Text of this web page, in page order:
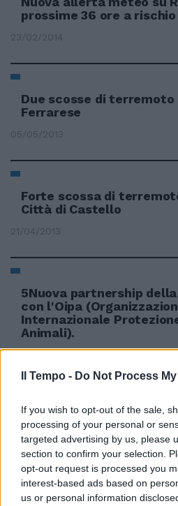
Il Tempo - Do Not Process
If you wish to opt-out of the sale,
processing of your personal or
targeted advertising by us, please
section to confirm your selection.
opt-out request is processed you
interest-based ads based on
us or personal information
prossime 36 ore a rischio
23/02/2014
Due scosse di terremoto
Ferrarese
05/05/2013
Forte scossa di
Città di Castello
21/04/2013
5Nuova partnership
con l'Oipa
Internazionale
Animali).
Le unità operative della
Protezione civile del
Campidoglio si sono
mattina nel modenese
ampliare il Campo Roma
allestito la scorsa
Rovereto di Novi.